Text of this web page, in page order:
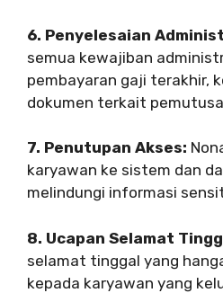
6. Penyelesaian
semua kewajiban
pembayaran gaji terakhir,
dokumen terkait
7. Penutupan Akses:
karyawan ke sistem dan
melindungi informasi
8. Ucapan Selamat
selamat tinggal yang
kepada karyawan yang